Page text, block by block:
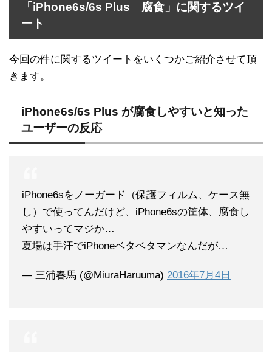
「iPhone6s/6s Plus 腐食」に関するツイ
ート
今回の件に関するツイートをいくつかご紹介させて頂
きます。
iPhone6s/6s Plus が腐食しやすいと知った
ユーザーの反応
iPhone6sをノーガード（保護フィルム、ケース無
し）で使ってんだけど、iPhone6sの筐体、腐食し
やすいってマジか…
夏場は手汗でiPhoneベタベタマンなんだが…
— 三浦春馬 (@MiuraHaruuma) 2016年7月4日